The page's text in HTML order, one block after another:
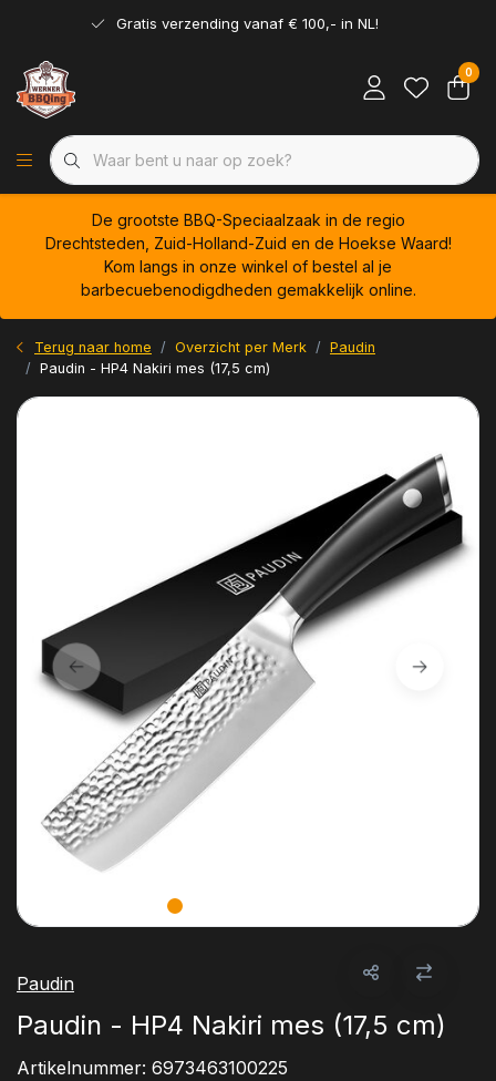
Gratis verzending vanaf € 100,- in NL!
0
De grootste BBQ-Speciaalzaak in de regio
Drechtsteden, Zuid-Holland-Zuid en de Hoekse Waard!
Kom langs in onze winkel of bestel al je
barbecuebenodigdheden gemakkelijk online.
Terug naar home Overzicht per Merk
Paudin
Paudin - HP4 Nakiri mes (17,5 cm)
Paudin
Paudin - HP4 Nakiri mes (17,5 cm)
Artikelnummer: 6973463100225